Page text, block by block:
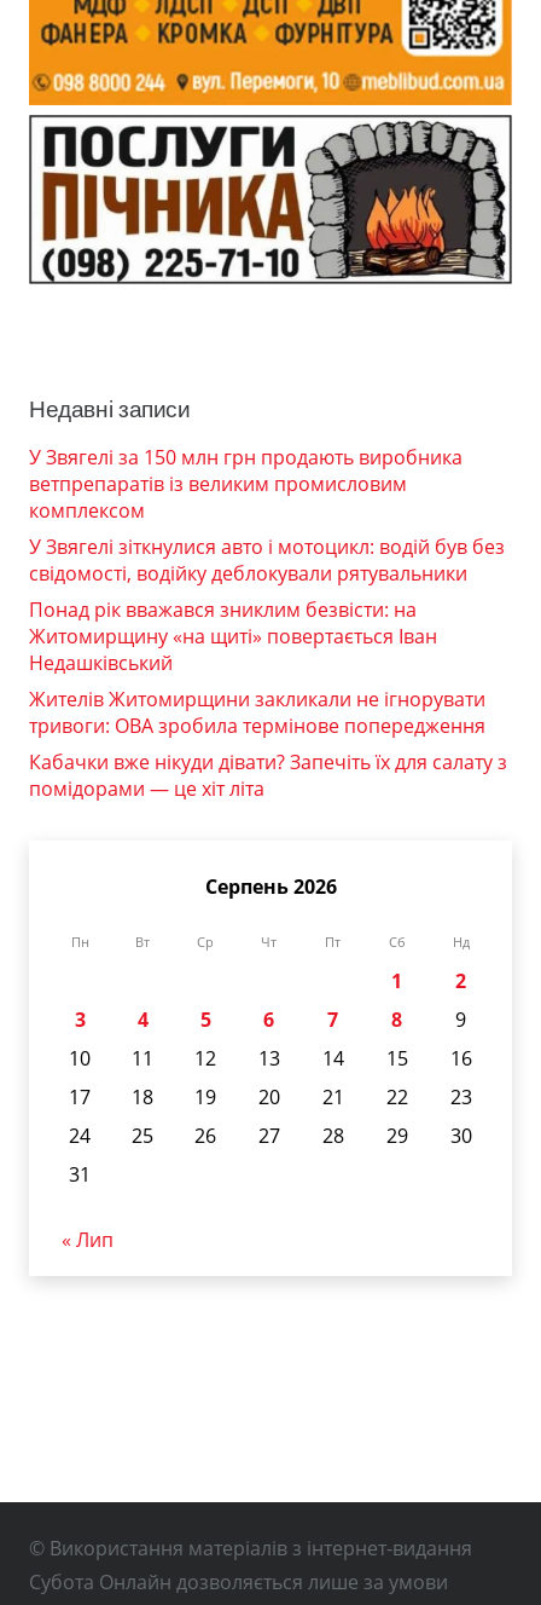
Недавні записи
У Звягелі за 150 млн грн продають виробника
ветпрепаратів із великим промисловим
комплексом
У Звягелі зіткнулися авто і мотоцикл: водій був без
свідомості, водійку деблокували рятувальники
Понад рік вважався зниклим безвісти: на
Житомирщину «на щиті» повертається Іван
Недашківський
Жителів Житомирщини закликали не ігнорувати
тривоги: ОВА зробила термінове попередження
Кабачки вже нікуди дівати? Запечіть їх для салату з
помідорами — це хіт літа
Серпень 2026
Пн Вт Ср Чт Пт Сб Нд
1
2
3
4 5 6 7 8
9
10
11 12 13 14 15
16
17
18 19 20 21 22
23
24
25 26 27 28 29
30
31
« Лип
© Використання матеріалів з інтернет-видання
Субота Онлайн дозволяється лише за умови